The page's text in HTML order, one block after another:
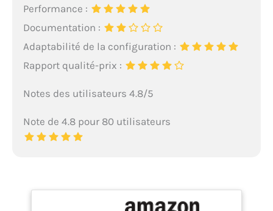
Performance :
Documentation :
Adaptabilité de la configuration :
Rapport qualité-prix :
Notes des utilisateurs 4.8/5
Note de 4.8 pour 80 utilisateurs